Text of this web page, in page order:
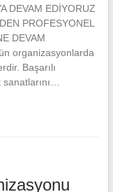
DEVAM EDİYORUZ
PROFESYONEL
DEVAM
organizasyonlarda
Başarılı